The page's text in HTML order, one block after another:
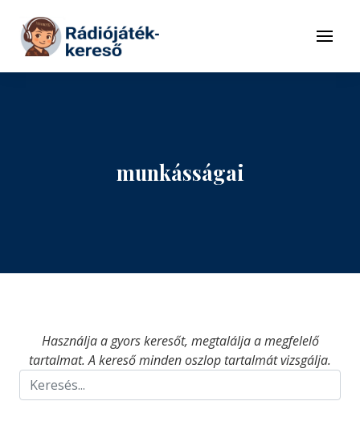
Tovább a tartalomhoz
Menü
munkásságai
Használja a gyors keresőt, megtalálja a megfelelő
tartalmat. A kereső minden oszlop tartalmát vizsgálja.